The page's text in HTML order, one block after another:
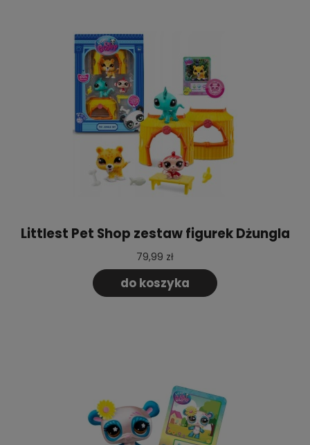
Littlest Pet Shop zestaw figurek Dżungla
79,99 zł
do koszyka